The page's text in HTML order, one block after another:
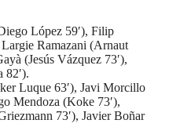
López 59′), Filip
Ramazani (Arnaut
(Jesús Vázquez 73′),
82′).
Luque 63′), Javi Morcillo
Mendoza (Koke 73′),
73′), Javier Boñar